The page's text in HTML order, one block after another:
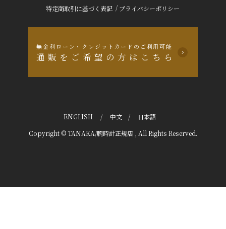
特定商取引に基づく表記 / プライバシーポリシー
無金利ローン・クレジットカードのご利用可能
通販をご希望の方はこちら
ENGLISH / 中文 / 日本語
Copyright © TANAKA/腕時計正規店 , All Rights Reserved.